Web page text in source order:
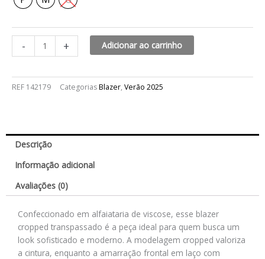
- + Adicionar ao carrinho
REF 142179 CategoriasBlazer, Verão 2025
Descrição
Informação adicional
Avaliações (0)
Confeccionado em alfaiataria de viscose, esse blazer
cropped transpassado é a peça ideal para quem busca um
look sofisticado e moderno. A modelagem cropped valoriza
a cintura, enquanto a amarração frontal em laço com